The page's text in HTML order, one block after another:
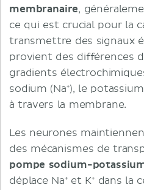
membranaire,
ce qui est crucial pour la
transmettre des signaux
provient des différences
gradients
sodium (Na⁺), le
à travers la membrane.
Les neurones
des mécanismes de
pompe sodium-potassium
déplace Na⁺ et K⁺ dans la